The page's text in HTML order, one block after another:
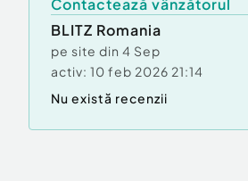
Contactează vânzătorul
BLITZ Romania
pe site din 4 Sep
activ: 10 feb 2026 21:14
Nu există recenzii